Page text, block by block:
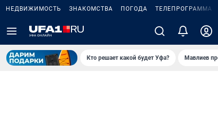
НЕДВИЖИМОСТЬ ЗНАКОМСТВА ПОГОДА ТЕЛЕПРОГРАММА
Кто решает какой будет Уфа? Мавлиев